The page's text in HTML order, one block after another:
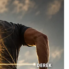
(153)
Opel
(142)
rio
szabadidősport
(155)utazás
(129)
vitorlázás
(416)